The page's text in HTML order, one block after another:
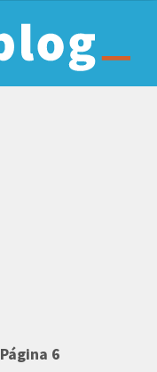
Página 6